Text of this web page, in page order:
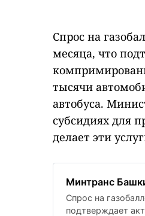
Спрос на
месяца, что
тысячи
автобуса.
субсидиях для
делает эти
Минтранс
Спрос на
подтверждает